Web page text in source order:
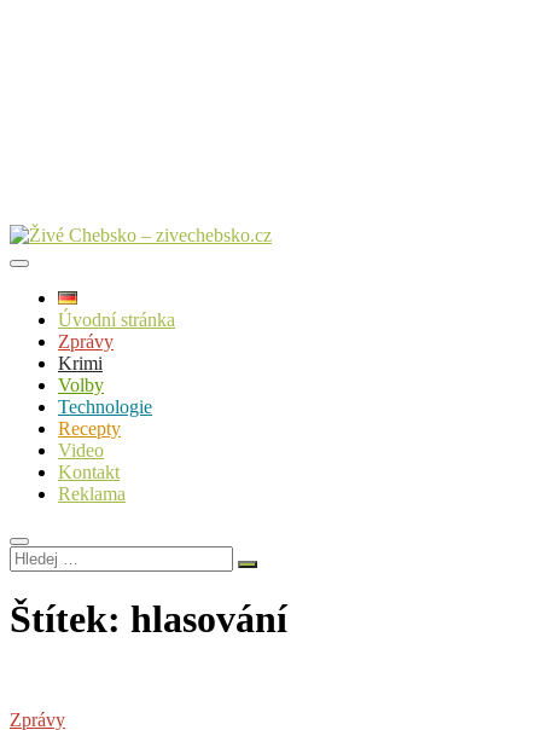
Úvodní stránka
Zprávy
Krimi
Volby
Technologie
Recepty
Video
Kontakt
Reklama
Hledej
…
Štítek: hlasování
Zprávy